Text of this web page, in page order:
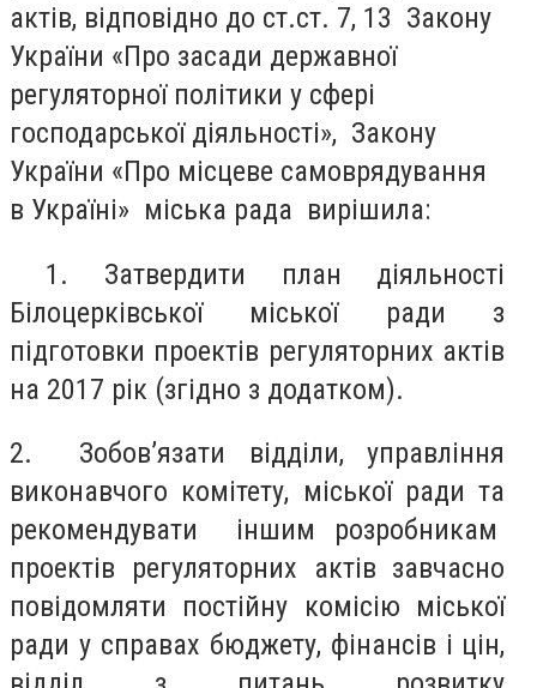
актів, відповідно до ст.ст. 7, 13 Закону
України «Про засади державної
регуляторної політики у сфері
господарської діяльності», Закону
України «Про місцеве самоврядування
в Україні» міська рада вирішила:
1. Затвердити план діяльності
Білоцерківської міської ради з
підготовки проектів регуляторних актів
на 2017 рік (згідно з додатком).
2. Зобов’язати відділи, управління
виконавчого комітету, міської ради та
рекомендувати іншим розробникам
проектів регуляторних актів завчасно
повідомляти постійну комісію міської
ради у справах бюджету, фінансів і цін,